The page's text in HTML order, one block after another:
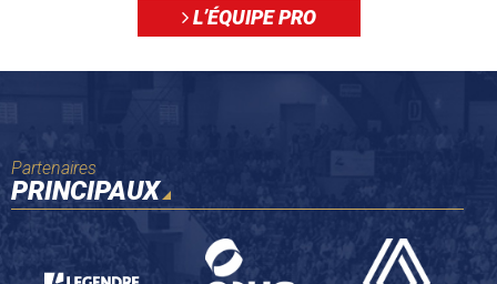
L’ÉQUIPE PRO
Partenaires
PRINCIPAUX